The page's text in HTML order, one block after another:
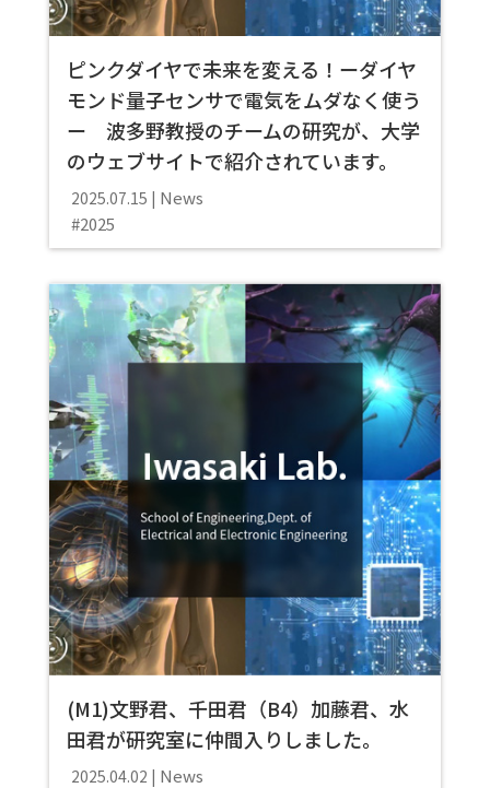
ピンクダイヤで未来を変える！ーダイヤ
モンド量子センサで電気をムダなく使う
ー 波多野教授のチームの研究が、大学
のウェブサイトで紹介されています。
2025.07.15
News
2025
(M1)文野君、千田君（B4）加藤君、水
田君が研究室に仲間入りしました。
2025.04.02
News